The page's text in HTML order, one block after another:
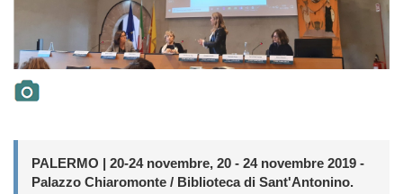
PALERMO | 20-24 novembre, 20 - 24 novembre 2019 -
Palazzo Chiaromonte / Biblioteca di Sant'Antonino.